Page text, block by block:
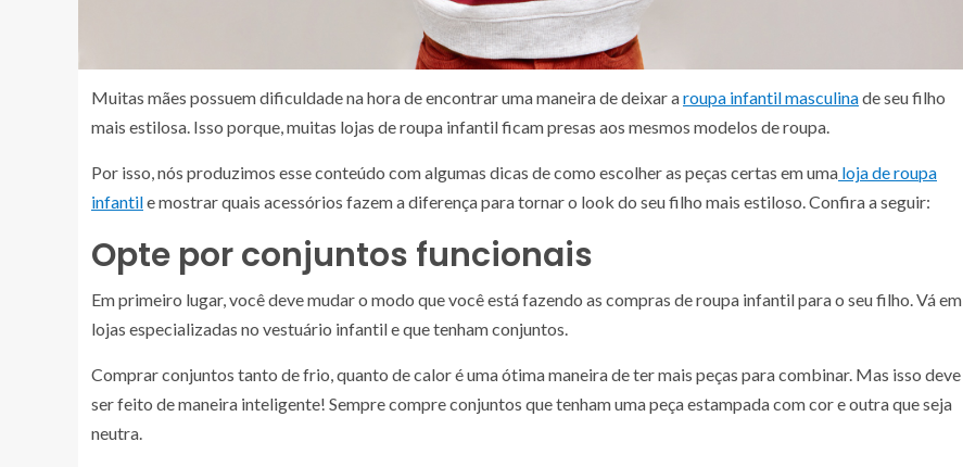
Muitas mães possuem dificuldade na hora de encontrar uma maneira de deixar aroupa infantil masculinade seu filho
mais estilosa. Isso porque, muitas lojas de roupa infantil ficam presas aos mesmos modelos de roupa.
Por isso, nós produzimos esse conteúdo com algumas dicas de como escolher as peças certas em uma loja de roupa
infantile mostrar quais acessórios fazem a diferença para tornar o look do seu filho mais estiloso. Confira a seguir:
Opte por conjuntos funcionais
Em primeiro lugar, você deve mudar o modo que você está fazendo as compras de roupa infantil para o seu filho. Vá em
lojas especializadas no vestuário infantil e que tenham conjuntos.
Comprar conjuntos tanto de frio, quanto de calor é uma ótima maneira de ter mais peças para combinar. Mas isso deve
ser feito de maneira inteligente! Sempre compre conjuntos que tenham uma peça estampada com cor e outra que seja
neutra.